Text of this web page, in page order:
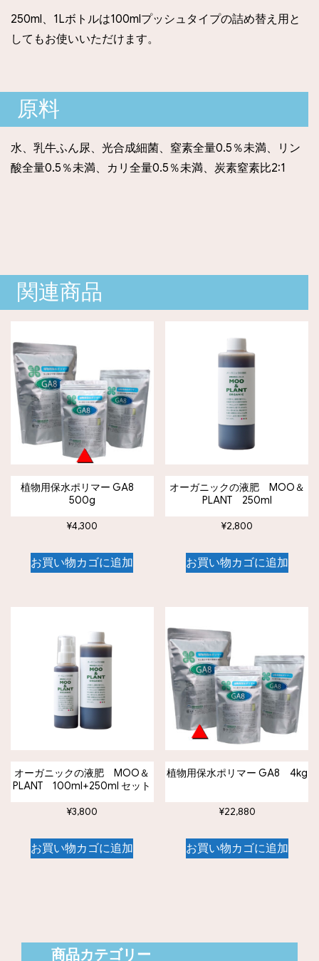
250ml、1Lボトルは100mlプッシュタイプの詰め替え用と
してもお使いいただけます。
原料
水、乳牛ふん尿、光合成細菌、窒素全量0.5％未満、リン
酸全量0.5％未満、カリ全量0.5％未満、炭素窒素比2:1
関連商品
植物用保水ポリマー GA8
500g
¥4,300
お買い物カゴに追加
オーガニックの液肥 MOO＆
PLANT 250ml
¥2,800
お買い物カゴに追加
オーガニックの液肥 MOO＆
PLANT 100ml+250ml セット
¥3,800
お買い物カゴに追加
植物用保水ポリマー GA8 4kg
¥22,880
お買い物カゴに追加
商品カテゴリー